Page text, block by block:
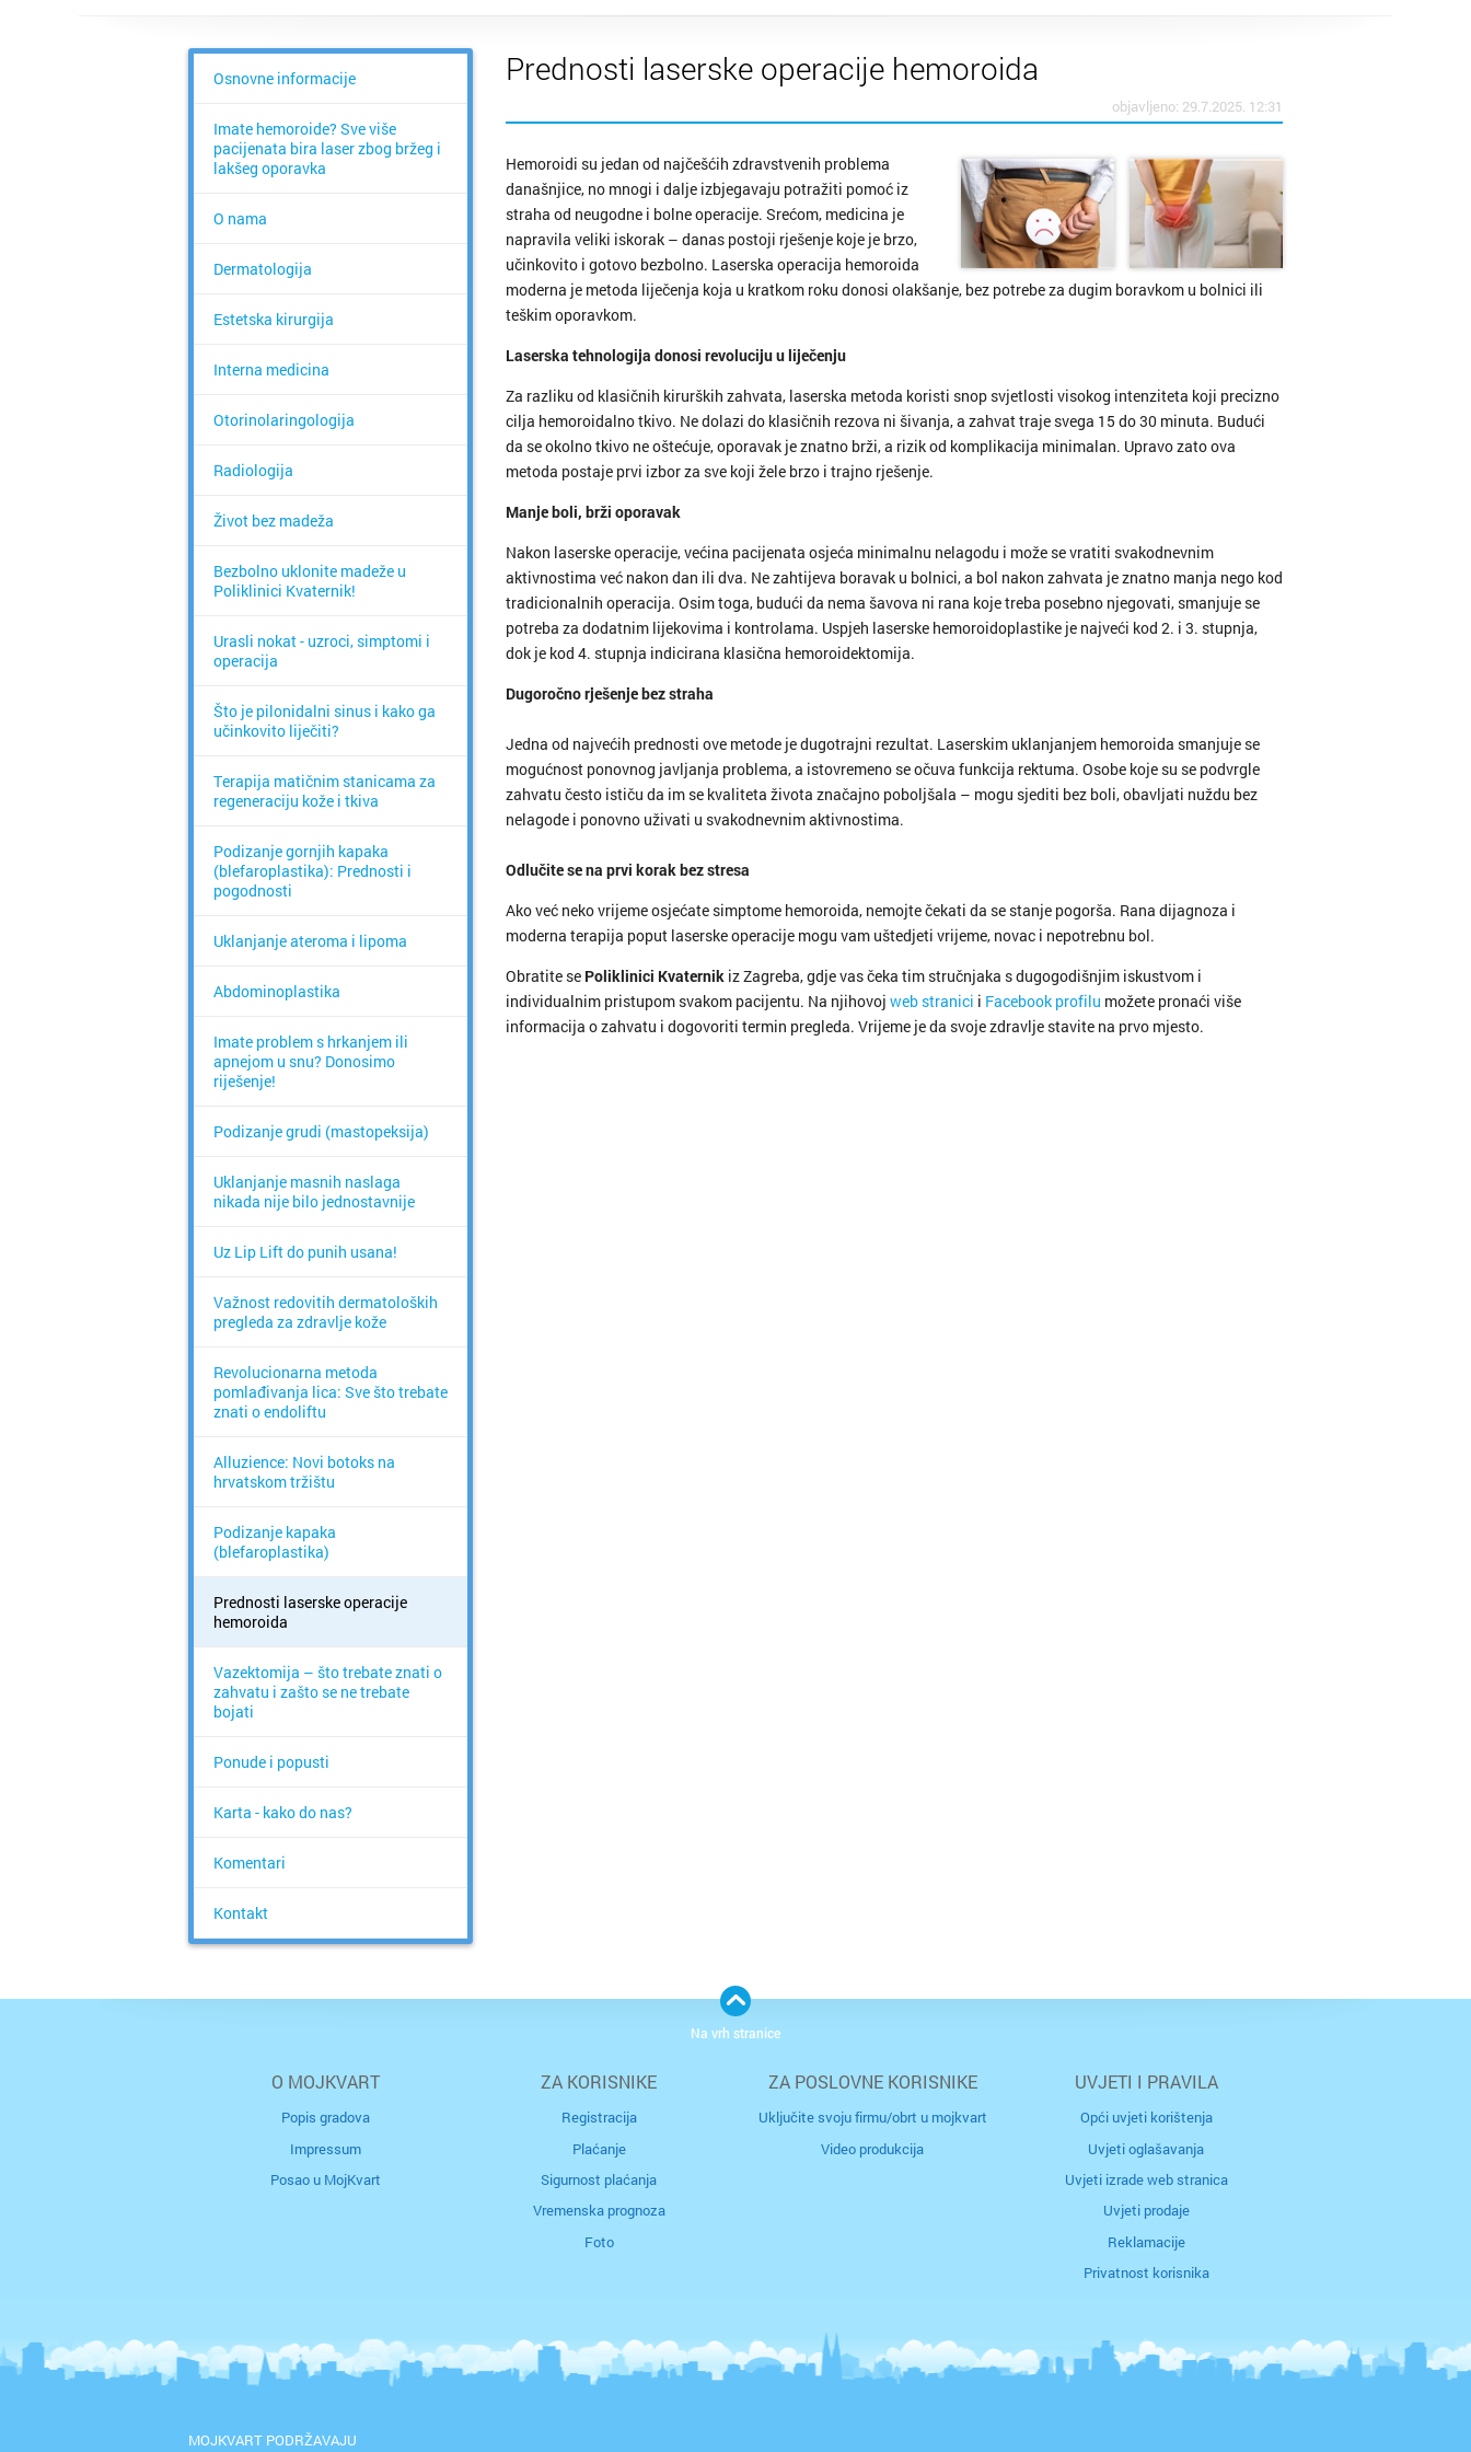
Split
Borovje
Osnovne informacije
Imate hemoroide? Sve više
pacijenata bira laser zbog bržeg i
lakšeg oporavka
O nama
Dermatologija
Estetska kirurgija
Interna medicina
Otorinolaringologija
Radiologija
Život bez madeža
Bezbolno uklonite madeže u
Poliklinici Kvaternik!
Urasli nokat - uzroci, simptomi i
operacija
Što je pilonidalni sinus i kako ga
učinkovito liječiti?
Terapija matičnim stanicama za
regeneraciju kože i tkiva
Podizanje gornjih kapaka
(blefaroplastika): Prednosti i
pogodnosti
Uklanjanje ateroma i lipoma
Abdominoplastika
Imate problem s hrkanjem ili
apnejom u snu? Donosimo
riješenje!
Podizanje grudi (mastopeksija)
Uklanjanje masnih naslaga
nikada nije bilo jednostavnije
Uz Lip Lift do punih usana!
Važnost redovitih dermatoloških
pregleda za zdravlje kože
Revolucionarna metoda
pomlađivanja lica: Sve što trebate
znati o endoliftu
Alluzience: Novi botoks na
hrvatskom tržištu
Podizanje kapaka
(blefaroplastika)
Prednosti laserske operacije
hemoroida
Vazektomija – što trebate znati o
zahvatu i zašto se ne trebate
bojati
Ponude i popusti
Karta - kako do nas?
Komentari
Kontakt
Prednosti laserske operacije hemoroida
objavljeno: 29.7.2025. 12:31
Hemoroidi su jedan od najčešćih zdravstvenih problema
današnjice, no mnogi i dalje izbjegavaju potražiti pomoć iz
straha od neugodne i bolne operacije. Srećom, medicina je
napravila veliki iskorak – danas postoji rješenje koje je brzo,
učinkovito i gotovo bezbolno. Laserska operacija hemoroida
moderna je metoda liječenja koja u kratkom roku donosi olakšanje, bez potrebe za dugim boravkom u bolnici ili
teškim oporavkom.
Laserska tehnologija donosi revoluciju u liječenju
Za razliku od klasičnih kirurških zahvata, laserska metoda koristi snop svjetlosti visokog intenziteta koji precizno
cilja hemoroidalno tkivo. Ne dolazi do klasičnih rezova ni šivanja, a zahvat traje svega 15 do 30 minuta. Budući
da se okolno tkivo ne oštećuje, oporavak je znatno brži, a rizik od komplikacija minimalan. Upravo zato ova
metoda postaje prvi izbor za sve koji žele brzo i trajno rješenje.
Manje boli, brži oporavak
Nakon laserske operacije, većina pacijenata osjeća minimalnu nelagodu i može se vratiti svakodnevnim
aktivnostima već nakon dan ili dva. Ne zahtijeva boravak u bolnici, a bol nakon zahvata je znatno manja nego kod
tradicionalnih operacija. Osim toga, budući da nema šavova ni rana koje treba posebno njegovati, smanjuje se
potreba za dodatnim lijekovima i kontrolama. Uspjeh laserske hemoroidoplastike je najveći kod 2. i 3. stupnja,
dok je kod 4. stupnja indicirana klasična hemoroidektomija.
Dugoročno rješenje bez straha
Jedna od najvećih prednosti ove metode je dugotrajni rezultat. Laserskim uklanjanjem hemoroida smanjuje se
mogućnost ponovnog javljanja problema, a istovremeno se očuva funkcija rektuma. Osobe koje su se podvrgle
zahvatu često ističu da im se kvaliteta života značajno poboljšala – mogu sjediti bez boli, obavljati nuždu bez
nelagode i ponovno uživati u svakodnevnim aktivnostima.
Odlučite se na prvi korak bez stresa
Ako već neko vrijeme osjećate simptome hemoroida, nemojte čekati da se stanje pogorša. Rana dijagnoza i
moderna terapija poput laserske operacije mogu vam uštedjeti vrijeme, novac i nepotrebnu bol.
Obratite se Poliklinici Kvaternik iz Zagreba, gdje vas čeka tim stručnjaka s dugogodišnjim iskustvom i
individualnim pristupom svakom pacijentu. Na njihovoj web stranici i Facebook profilu možete pronaći više
informacija o zahvatu i dogovoriti termin pregleda. Vrijeme je da svoje zdravlje stavite na prvo mjesto.
O MOJKVART
Popis gradova
Impressum
Posao u MojKvart
ZA KORISNIKE
Registracija
Plaćanje
Sigurnost plaćanja
Vremenska prognoza
Foto
ZA POSLOVNE KORISNIKE
Uključite svoju firmu/obrt u mojkvart
Video produkcija
UVJETI I PRAVILA
Opći uvjeti korištenja
Uvjeti oglašavanja
Uvjeti izrade web stranica
Uvjeti prodaje
Reklamacije
Privatnost korisnika
MOJKVART PODRŽAVAJU
Na vrh stranice